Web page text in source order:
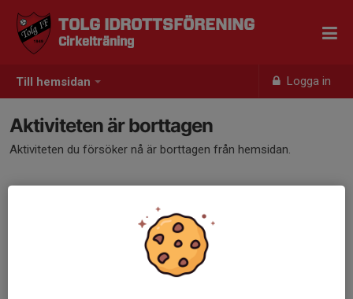
Till hemsidan Logga in
TOLG IDROTTSFÖRENING
Cirkelträning
Aktiviteten är borttagen
Aktiviteten du försöker nå är borttagen från hemsidan.